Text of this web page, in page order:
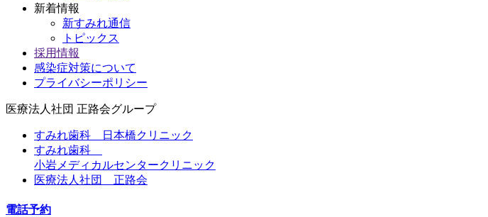
新着情報
新すみれ通信
トピックス
採用情報
感染症対策について
プライバシーポリシー
医療法人社団 正路会グループ
すみれ歯科 日本橋クリニック
すみれ歯科
小岩メディカルセンタークリニック
医療法人社団 正路会
電話予約